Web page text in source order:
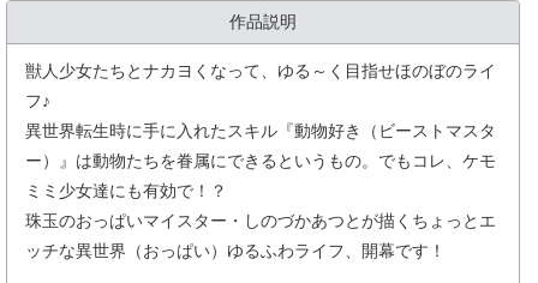
作品説明
獣人少女たちとナカヨくなって、ゆる～く目指せほのぼのライ
フ♪
異世界転生時に手に入れたスキル『動物好き（ビーストマスタ
ー）』は動物たちを眷属にできるというもの。でもコレ、ケモ
ミミ少女達にも有効で！？
珠玉のおっぱいマイスター・しのづかあつとが描くちょっとエ
ッチな異世界（おっぱい）ゆるふわライフ、開幕です！